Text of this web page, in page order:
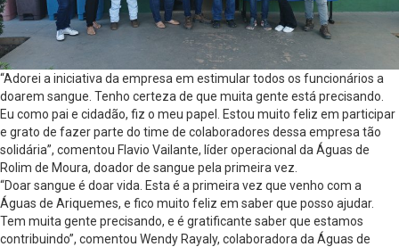
“Adorei a iniciativa da empresa em estimular todos os funcionários a
doarem sangue. Tenho certeza de que muita gente está precisando.
Eu como pai e cidadão, fiz o meu papel. Estou muito feliz em participar
e grato de fazer parte do time de colaboradores dessa empresa tão
solidária”, comentou Flavio Vailante, líder operacional da Águas de
Rolim de Moura, doador de sangue pela primeira vez.
“Doar sangue é doar vida. Esta é a primeira vez que venho com a
Águas de Ariquemes, e fico muito feliz em saber que posso ajudar.
Tem muita gente precisando, e é gratificante saber que estamos
contribuindo”, comentou Wendy Rayaly, colaboradora da Águas de